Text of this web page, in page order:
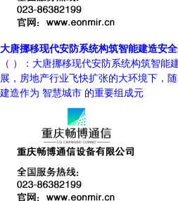
大唐挪移现代安防系统构筑智能建造安
（ ）：大唐挪移现代安防系统构筑智
展，房地产行业飞快扩张的大环境下，
建造作为 智慧城市 的重要组成元